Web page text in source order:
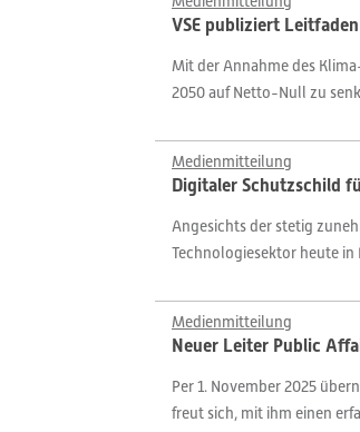
VSE publiziert
Mit der Annahme des
2050 auf Netto-Null zu
Medienmitteilung
Digitaler Schutzschild
Angesichts der stetig
Technologiesektor heute in
Medienmitteilung
Neuer Leiter Public
Per 1. November 2025
freut sich, mit ihm einen